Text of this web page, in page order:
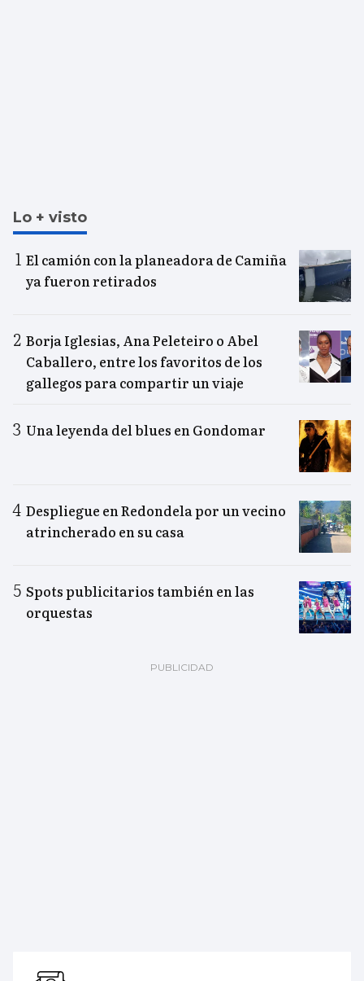
Lo + visto
El camión con la planeadora de Camiña
ya fueron retirados
Borja Iglesias, Ana Peleteiro o Abel
Caballero, entre los favoritos de los
gallegos para compartir un viaje
Una leyenda del blues en Gondomar
Despliegue en Redondela por un vecino
atrincherado en su casa
Spots publicitarios también en las
orquestas